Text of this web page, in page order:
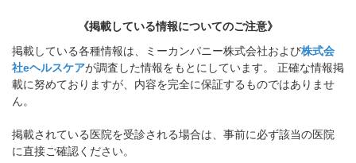
《掲載している情報についてのご注意》
掲載している各種情報は、ミーカンパニー株式会社および株式会
社eヘルスケアが調査した情報をもとにしています。 正確な情報掲
載に努めておりますが、内容を完全に保証するものではありませ
ん。
掲載されている医院を受診される場合は、事前に必ず該当の医院
に直接ご確認ください。